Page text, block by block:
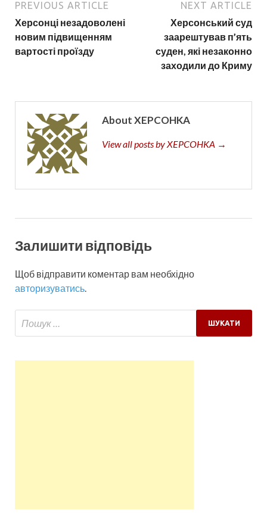
PREVIOUS ARTICLE
Херсонці незадоволені
новим підвищенням
вартості проїзду
NEXT ARTICLE
Херсонський суд
заарештував п’ять
суден, які незаконно
заходили до Криму
About XEPCOHKA
View all posts by XEPCOHKA →
Залишити відповідь
Щоб відправити коментар вам необхідно
авторизуватись.